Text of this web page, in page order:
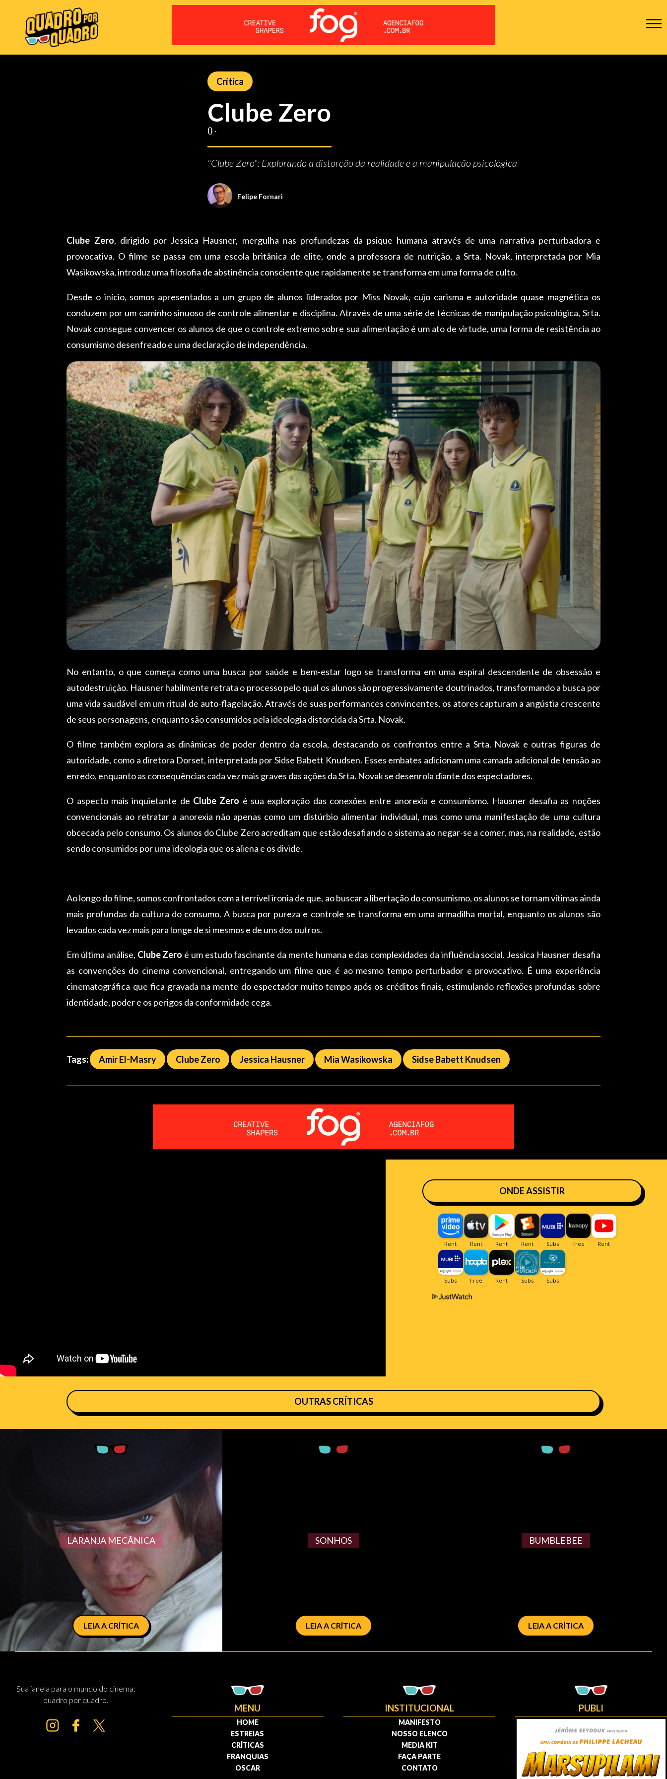
Crítica
Clube Zero
() ‧
"Clube Zero": Explorando a distorção da realidade e a manipulação psicológica
Felipe Fornari
Clube Zero, dirigido por Jessica Hausner, mergulha nas profundezas da psique humana através de uma narrativa perturbadora e
provocativa. O filme se passa em uma escola britânica de elite, onde a professora de nutrição, a Srta. Novak, interpretada por Mia
Wasikowska, introduz uma filosofia de abstinência consciente que rapidamente se transforma em uma forma de culto.
Desde o início, somos apresentados a um grupo de alunos liderados por Miss Novak, cujo carisma e autoridade quase magnética os
conduzem por um caminho sinuoso de controle alimentar e disciplina. Através de uma série de técnicas de manipulação psicológica, Srta.
Novak consegue convencer os alunos de que o controle extremo sobre sua alimentação é um ato de virtude, uma forma de resistência ao
consumismo desenfreado e uma declaração de independência.
No entanto, o que começa como uma busca por saúde e bem-estar logo se transforma em uma espiral descendente de obsessão e
autodestruição. Hausner habilmente retrata o processo pelo qual os alunos são progressivamente doutrinados, transformando a busca por
uma vida saudável em um ritual de auto-flagelação. Através de suas performances convincentes, os atores capturam a angústia crescente
de seus personagens, enquanto são consumidos pela ideologia distorcida da Srta. Novak.
O filme também explora as dinâmicas de poder dentro da escola, destacando os confrontos entre a Srta. Novak e outras figuras de
autoridade, como a diretora Dorset, interpretada por Sidse Babett Knudsen. Esses embates adicionam uma camada adicional de tensão ao
enredo, enquanto as consequências cada vez mais graves das ações da Srta. Novak se desenrola diante dos espectadores.
O aspecto mais inquietante de Clube Zero é sua exploração das conexões entre anorexia e consumismo. Hausner desafia as noções
convencionais ao retratar a anorexia não apenas como um distúrbio alimentar individual, mas como uma manifestação de uma cultura
obcecada pelo consumo. Os alunos do Clube Zero acreditam que estão desafiando o sistema ao negar-se a comer, mas, na realidade, estão
sendo consumidos por uma ideologia que os aliena e os divide.
Ao longo do filme, somos confrontados com a terrível ironia de que, ao buscar a libertação do consumismo, os alunos se tornam vítimas ainda
mais profundas da cultura do consumo. A busca por pureza e controle se transforma em uma armadilha mortal, enquanto os alunos são
levados cada vez mais para longe de si mesmos e de uns dos outros.
Em última análise, Clube Zero é um estudo fascinante da mente humana e das complexidades da influência social. Jessica Hausner desafia
as convenções do cinema convencional, entregando um filme que é ao mesmo tempo perturbador e provocativo. É uma experiência
cinematográfica que fica gravada na mente do espectador muito tempo após os créditos finais, estimulando reflexões profundas sobre
identidade, poder e os perigos da conformidade cega.
Tags: Amir El-Masry Clube Zero Jessica Hausner Mia Wasikowska Sidse Babett Knudsen
ONDE ASSISTIR
OUTRAS CRÍTICAS
LARANJA MECÂNICA
LEIA A CRÍTICA
SONHOS
LEIA A CRÍTICA
BUMBLEBEE
LEIA A CRÍTICA
Sua janela para o mundo do cinema:
quadro por quadro.
MENU
HOME
ESTREIAS
CRÍTICAS
FRANQUIAS
OSCAR
INSTITUCIONAL
MANIFESTO
NOSSO ELENCO
MEDIA KIT
FAÇA PARTE
CONTATO
PUBLI